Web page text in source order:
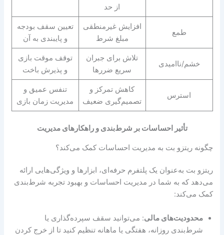
از حد
طمع
افزایش غیرمنطقی
مبلغ شرط
تعیین سقف بودجه
و پایبندی به آن
خشم/ناامیدی
تلاش برای جبران
سریع ضررها
توقف موقت بازی
و پذیرش باخت
استرس
کاهش تمرکز و
تصمیم‌گیری ضعیف
تنفس عمیق و
مدیریت زمان بازی
تأثیر احساسات بر شرط‌بندی و راهکارهای مدیریت
چگونه ریتزو بت به مدیریت احساسات کمک می‌کند؟
ریتزو بت به‌عنوان یک پلتفرم حرفه‌ای، ابزارها و ویژگی‌هایی ارائه
می‌دهد که به شما در مدیریت احساسات و بهبود تجربه شرط‌بندی
کمک می‌کند:
محدودیت‌های مالی: می‌توانید سقف سپرده‌گذاری یا
شرط‌بندی روزانه، هفتگی یا ماهانه تنظیم کنید تا از خرج کردن